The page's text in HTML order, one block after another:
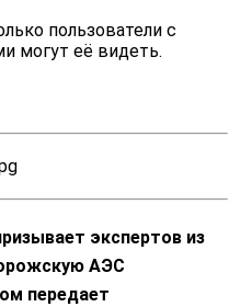
пользователи с
могут её видеть.
экспертов из
АЭС
передает